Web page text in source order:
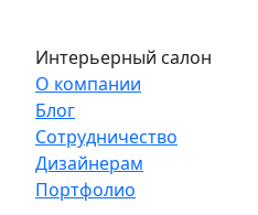
Интерьерный салон
О компании
Блог
Сотрудничество
Дизайнерам
Портфолио